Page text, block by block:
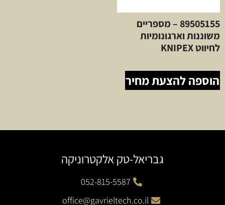
89505155 – מספריים
משוננות וארגונומיות
לחיווט KNIPEX
הוספה להצעת מחיר
גבריאל-טק אלקטרוניקה
052-815-5587
office@gavrieltech.co.il